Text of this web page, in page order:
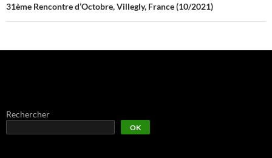
31ème Rencontre d’Octobre, Villegly, France (10/2021)
Rechercher
OK